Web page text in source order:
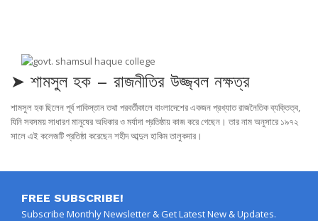
➤ শামসুল হক – রাজনীতির উজ্জ্বল নক্ষত্র
শামসুল হক ছিলেন পূর্ব পাকিস্তান তথা পরবর্তীকালে বাংলাদেশের একজন প্রখ্যাত রাজনৈতিক ব্যক্তিত্ব,
যিনি সবসময় সাধারণ মানুষের অধিকার ও মর্যাদা প্রতিষ্ঠায় কাজ করে গেছেন। তার নাম অনুসারে ১৯৭২
সালে এই কলেজটি প্রতিষ্ঠা করেছেন শহীদ আব্দুল হাকিম তালুকদার।
FREE SUBSCRIBE!
Subscribe Monthly Newsletter & Get Latest New & Updates.